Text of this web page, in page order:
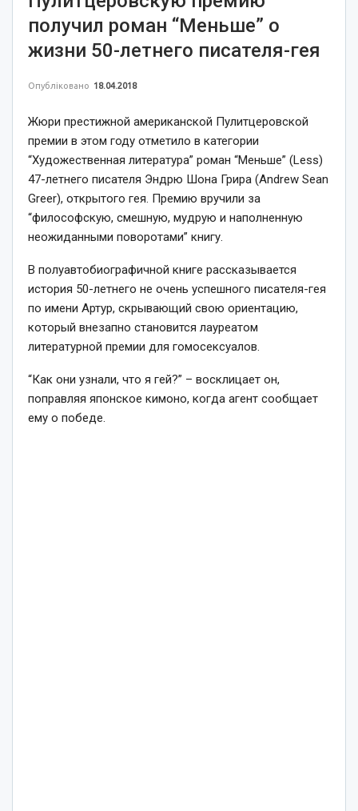
получил роман “Меньше” о
жизни 50-летнего писателя-гея
Опубліковано 18.04.2018
Жюри престижной американской Пулитцеровской
премии в этом году отметило в категории
“Художественная литература” роман “Меньше” (Less)
47-летнего писателя Эндрю Шона Грира (Andrew Sean
Greer), открытого гея. Премию вручили за
“философскую, смешную, мудрую и наполненную
неожиданными поворотами” книгу.
В полуавтобиографичной книге рассказывается
история 50-летнего не очень успешного писателя-гея
по имени Артур, скрывающий свою ориентацию,
который внезапно становится лауреатом
литературной премии для гомосексуалов.
“Как они узнали, что я гей?” – восклицает он,
поправляя японское кимоно, когда агент сообщает
ему о победе.